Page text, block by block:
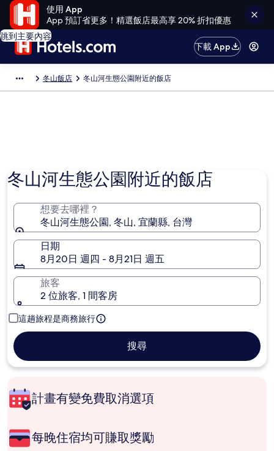
使用 App
App 預訂省更多！精選飯店最高享 20% 折扣優惠
跳到主要內容
下載 App
冬山飯店 冬山河生態公園附近的飯店
冬山河生態公園附近的飯店
想要去哪裡？
冬山河生態公園, 冬山, 宜蘭縣, 台灣
日期
8月20日 週四 - 8月21日 週五
旅客
2 位旅客, 1 間客房
這趟旅程是商務旅行
搜尋
計畫有變免費取消選項
每晚住宿均可賺取獎勵